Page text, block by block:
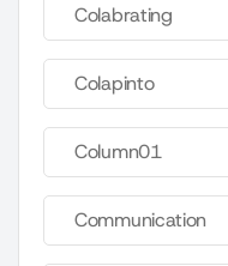
Colabrating
Colapinto
Column01
Communication